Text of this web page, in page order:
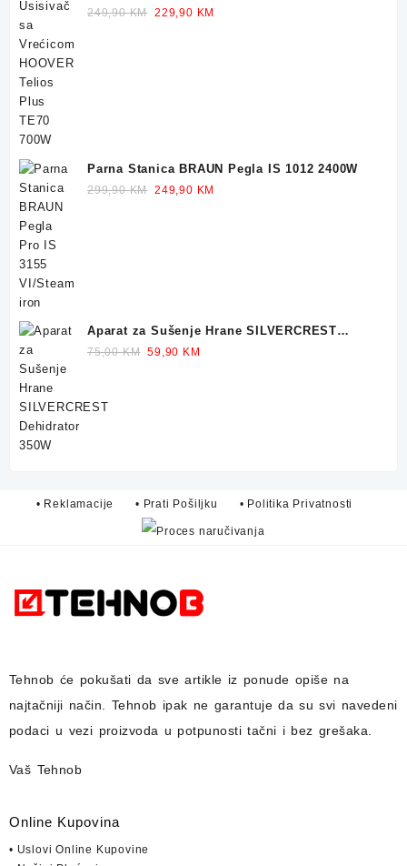
TE70 700W
249,90KM Original
229,90 KM
Parna Stanica BRAUN Pegla IS 1012 2400W
299,90KM Original
249,90 KM
Aparat za Sušenje Hrane SILVERCREST
Dehidrator 350W
75,00KM Original
59,90 KM
• Reklamacije • Prati Pošiljku • Politika Privatnosti
Tehnob će pokušati da sve artikle iz ponude opiše na
najtačniji način. Tehnob ipak ne garantuje da su svi navedeni
podaci u vezi proizvoda u potpunosti tačni i bez grešaka.
Vaš Tehnob
Online Kupovina
• Uslovi Online Kupovine